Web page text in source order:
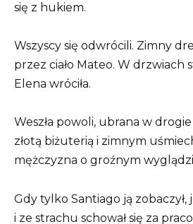
się z hukiem.
Wszyscy się odwrócili. Zimny
przez ciało Mateo. W drzwiach
Elena wróciła.
Weszła powoli, ubrana w drogie
złotą biżuterią i zimnym
mężczyzna o groźnym
Gdy tylko Santiago ją zobaczył,
i ze strachu schował się za